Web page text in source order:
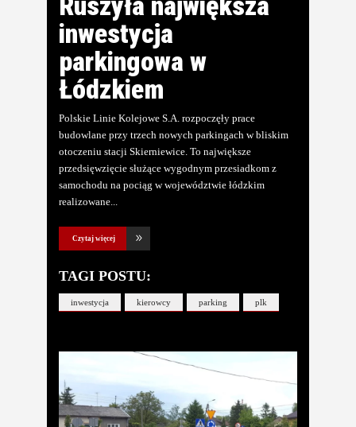
inwestycja
parkingowa w
Łódzkiem
Polskie Linie Kolejowe S.A. rozpoczęły prace
budowlane przy trzech nowych parkingach w bliskim
otoczeniu stacji Skierniewice. To największe
przedsięwzięcie służące wygodnym przesiadkom z
samochodu na pociąg w województwie łódzkim
realizowane
Czytaj więcej
TAGI POSTU:
inwestycja kierowcy parking plk